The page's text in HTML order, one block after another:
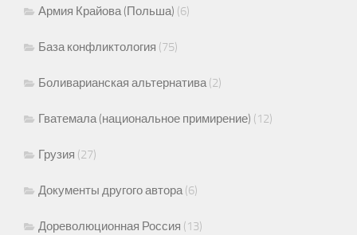
Армия Крайова (Польша) (6)
База конфликтология (75)
Боливарианская альтернатива(2)
Гватемала (национальное примирение) (12)
Грузия (27)
Документы другого автора(6)
Дореволюционная Россия (13)